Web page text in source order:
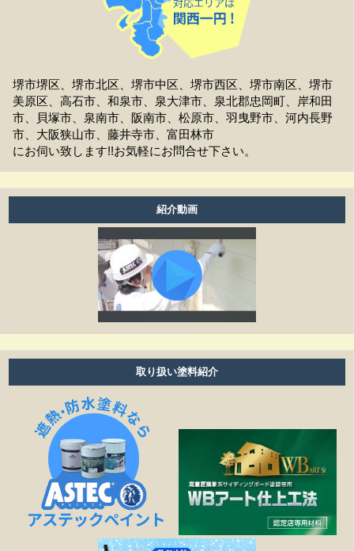
作業時間は何時から何時までですか？
家の周囲に荷物を置いてますが、どこまで片付ければよ
洗濯物は干せますか？
工事前の近隣への挨拶はどうなりますか？
お支払方法は現金ですか？
アフターフォローはどうなっていますか？
養生ビニールがしてある時は、換気扇・お風呂・エアコ
ン等は普通に使えますか？
工事期間はどのくらいありますか？
塗り替えは何年ぐらいで必要ですか？
雨の日も作業しますか？
細かい壁のひび割れはきれいになりますか？
見積もりの金額より高くなることはありますか？
作業日程が延びたら、金額は変わりますか？
塗装工事以外の修繕工事も可能ですか？
どこまでが無料相談になるのですか？
堺市堺区、堺市北区、堺市中区、堺市西区、堺市南区、堺市
美原区、高石市、和泉市、泉大津市、泉北郡忠岡町、岸和田
市、貝塚市、泉南市、阪南市、松原市、羽曳野市、河内長野
市、大阪狭山市、藤井寺市、富田林市
にお伺い致します!!お気軽にお問合せ下さい。
紹介動画
取り扱い塗料紹介